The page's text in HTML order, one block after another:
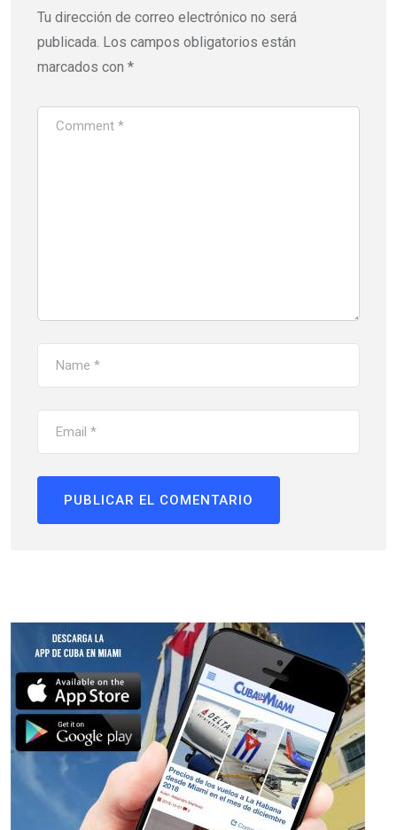
Tu dirección de correo electrónico no será
publicada. Los campos obligatorios están
marcados con *